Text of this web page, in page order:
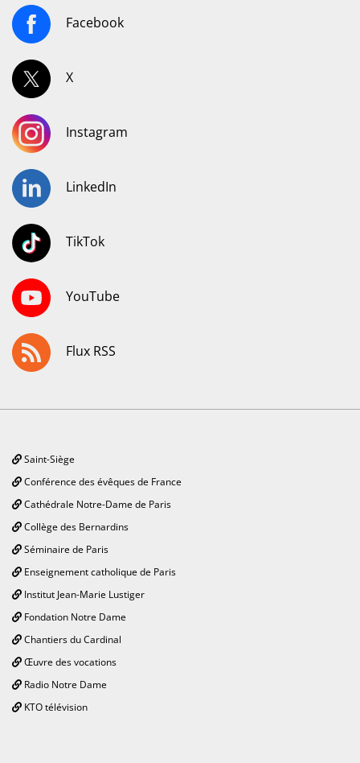
Facebook
X
Instagram
LinkedIn
TikTok
YouTube
Flux RSS
Saint-Siège
Conférence des évêques de France
Cathédrale Notre-Dame de Paris
Collège des Bernardins
Séminaire de Paris
Enseignement catholique de Paris
Institut Jean-Marie Lustiger
Fondation Notre Dame
Chantiers du Cardinal
Œuvre des vocations
Radio Notre Dame
KTO télévision